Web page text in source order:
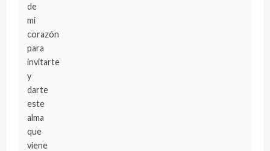
de
mi
corazón
para
invitarte
y
darte
este
alma
que
viene